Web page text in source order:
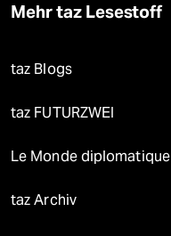
Mehr taz Lesestoff
taz Blogs
taz FUTURZWEI
Le Monde diplomatique
taz Archiv